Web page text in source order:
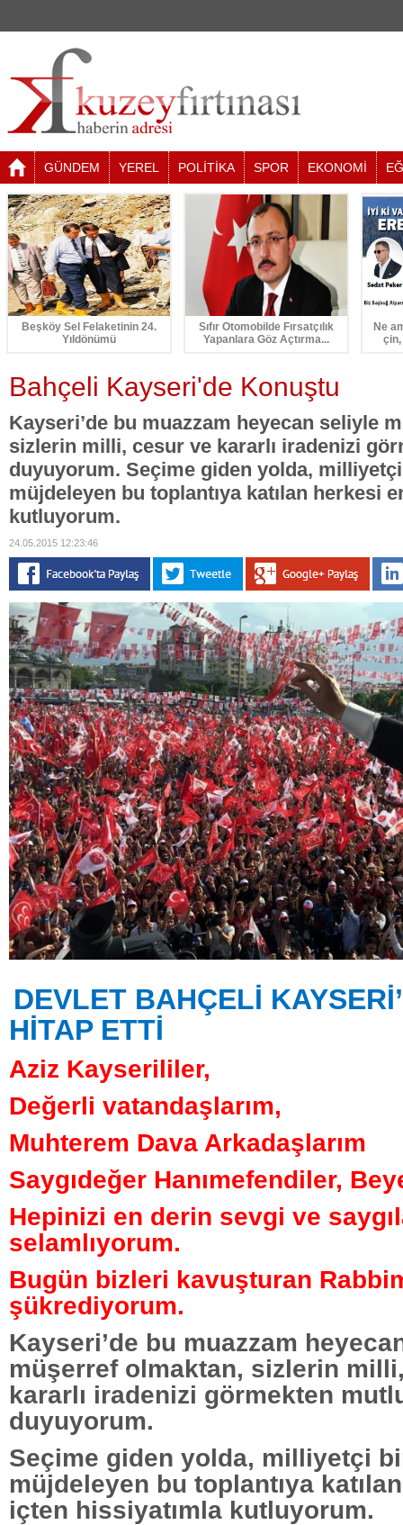
GÜNDEM YEREL POLİTİKA SPOR EKONOMİ
Beşköy Sel Felaketinin 24.
Yıldönümü
Sıfır Otomobilde Fırsatçılık
Yapanlara Göz Açtırma...
Ne
Bahçeli Kayseri'de Konuştu
Kayseri’de bu muazzam heyecan seliyle
sizlerin milli, cesur ve kararlı iradenizi
duyuyorum. Seçime giden yolda,
müjdeleyen bu toplantıya katılan herkesi
kutluyorum.
24.05.2015 12:23:46
DEVLET BAHÇELİ
HİTAP ETTİ
Aziz Kayserililer,
Değerli vatandaşlarım,
Muhterem Dava Arkadaşlarım
Saygıdeğer Hanımefendiler,
Hepinizi en derin sevgi ve
selamlıyorum.
Bugün bizleri kavuşturan
şükrediyorum.
Kayseri’de bu muazzam
müşerref olmaktan, sizlerin
kararlı iradenizi görmekten
duyuyorum.
Seçime giden yolda, milliyetçi
müjdeleyen bu toplantıya
içten hissiyatımla kutluyorum.